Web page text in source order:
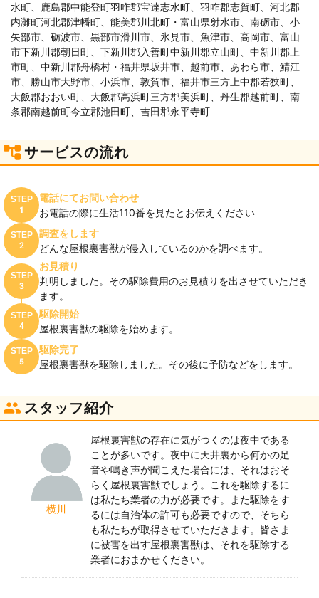
水町、鹿島郡中能登町羽咋郡宝達志水町、羽咋郡志賀町、河北郡
内灘町河北郡津幡町、能美郡川北町・富山県射水市、南砺市、小
矢部市、砺波市、黒部市滑川市、氷見市、魚津市、高岡市、富山
市下新川郡朝日町、下新川郡入善町中新川郡立山町、中新川郡上
市町、中新川郡舟橋村・福井県坂井市、越前市、あわら市、鯖江
市、勝山市大野市、小浜市、敦賀市、福井市三方上中郡若狭町、
大飯郡おおい町、大飯郡高浜町三方郡美浜町、丹生郡越前町、南
条郡南越前町今立郡池田町、吉田郡永平寺町
サービスの流れ
STEP
1
電話にてお問い合わせ
お電話の際に生活110番を見たとお伝えください
STEP
2
調査をします
どんな屋根裏害獣が侵入しているのかを調べます。
STEP
3
お見積り
判明しました。その駆除費用のお見積りを出させていただき
ます。
STEP
4
駆除開始
屋根裏害獣の駆除を始めます。
STEP
5
駆除完了
屋根裏害獣を駆除しました。その後に予防などをします。
スタッフ紹介
横川
屋根裏害獣の存在に気がつくのは夜中である
ことが多いです。夜中に天井裏から何かの足
音や鳴き声が聞こえた場合には、それはおそ
らく屋根裏害獣でしょう。これを駆除するに
は私たち業者の力が必要です。また駆除をす
るには自治体の許可も必要ですので、そちら
も私たちが取得させていただきます。皆さま
に被害を出す屋根裏害獣は、それを駆除する
業者におまかせください。